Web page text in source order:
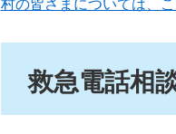
村の皆さまについては、
救急電話相